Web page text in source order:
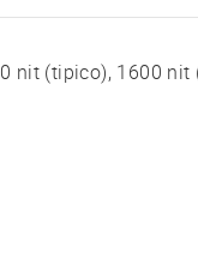
nit (tipico), 1600 nit